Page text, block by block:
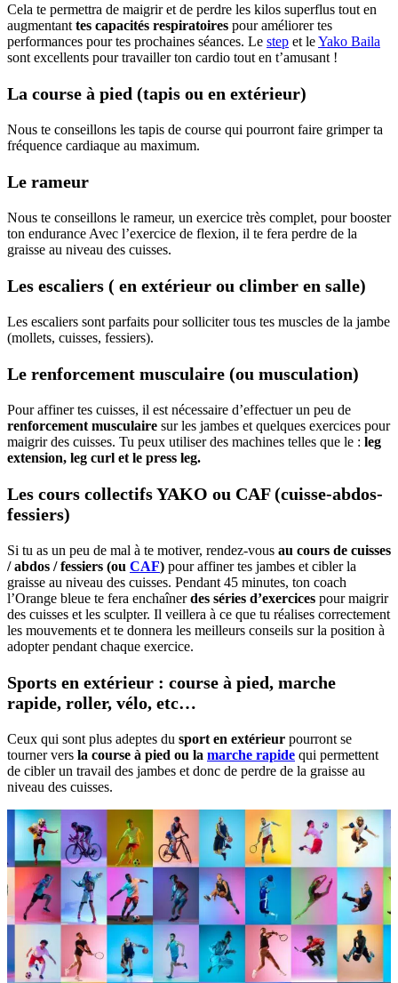
Cela te permettra de maigrir et de perdre les kilos superflus tout en
augmentant tes capacités respiratoires pour améliorer tes
performances pour tes prochaines séances. Le step et leYako Baila
sont excellents pour travailler ton cardio tout en t’amusant !
La course à pied (tapis ou en extérieur)
Nous te conseillons les tapis de course qui pourront faire grimper ta
fréquence cardiaque au maximum.
Le rameur
Nous te conseillons le rameur, un exercice très complet, pour booster
ton endurance Avec l’exercice de flexion, il te fera perdre de la
graisse au niveau des cuisses.
Les escaliers ( en extérieur ou climber en salle)
Les escaliers sont parfaits pour solliciter tous tes muscles de la jambe
(mollets, cuisses, fessiers).
Le renforcement musculaire (ou musculation)
Pour affiner tes cuisses, il est nécessaire d’effectuer un peu de
renforcement musculaire sur les jambes et quelques exercices pour
maigrir des cuisses. Tu peux utiliser des machines telles que le : leg
extension, leg curl et le press leg.
Les cours collectifs YAKO ou CAF (cuisse-abdos-
fessiers)
Si tu as un peu de mal à te motiver, rendez-vous au cours de cuisses
/ abdos / fessiers (ou CAF) pour affiner tes jambes et cibler la
graisse au niveau des cuisses. Pendant 45 minutes, ton coach
l’Orange bleue te fera enchaînerdes séries d’exercices pour maigrir
des cuisses et les sculpter. Il veillera à ce que tu réalises correctement
les mouvements et te donnera les meilleurs conseils sur la position à
adopter pendant chaque exercice.
Sports en extérieur : course à pied, marche
rapide, roller, vélo, etc…
Ceux qui sont plus adeptes du sport en extérieur pourront se
tourner vers la course à pied ou la marche rapide qui permettent
de cibler un travail des jambes et donc de perdre de la graisse au
niveau des cuisses.